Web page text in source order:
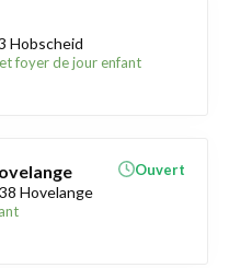
Hobscheid
foyer de jour enfant
Hovelange
Ouvert